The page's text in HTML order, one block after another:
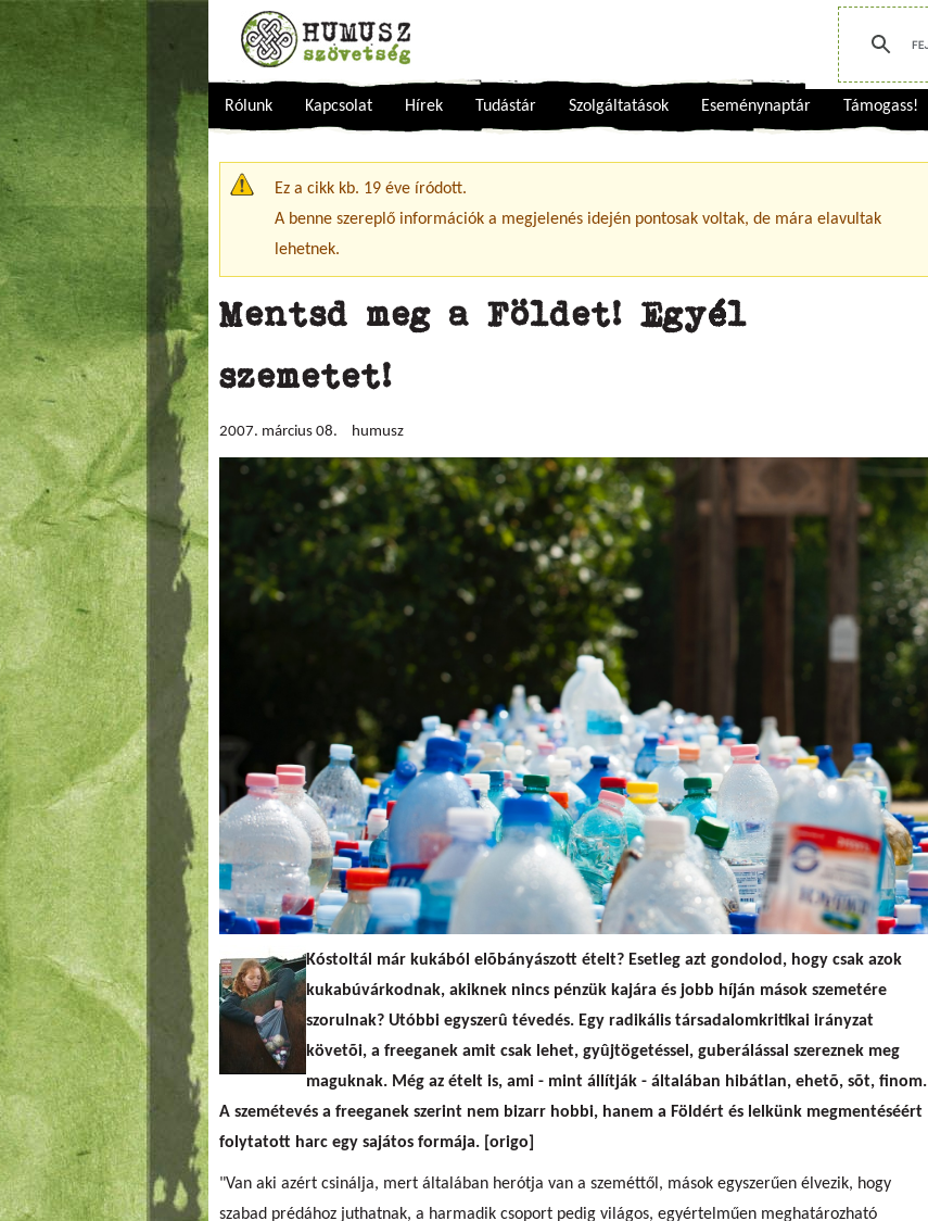
Rólunk Kapcsolat Hírek Tudástár Szolgáltatások Eseménynaptár Támogass!
Figyelmeztető üzenet
Ez a cikk kb. 19 éve íródott.
A benne szereplő információk a megjelenés idején pontosak voltak, de mára elavultak
lehetnek.
Mentsd meg a Földet! Egyél
szemetet!
2007. március 08. humusz
Kóstoltál már kukából elõbányászott ételt? Esetleg azt gondolod, hogy csak azok
kukabúvárkodnak, akiknek nincs pénzük kajára és jobb híján mások szemetére
szorulnak? Utóbbi egyszerû tévedés. Egy radikális társadalomkritikai irányzat
követõi, a freeganek amit csak lehet, gyûjtögetéssel, guberálással szereznek meg
maguknak. Még az ételt is, ami - mint állítják - általában hibátlan, ehetõ, sõt, finom.
A szemétevés a freeganek szerint nem bizarr hobbi, hanem a Földért és lelkünk megmentéséért
folytatott harc egy sajátos formája. [origo]
"Van aki azért csinálja, mert általában herótja van a szeméttől, mások egyszerűen élvezik, hogy
szabad prédához juthatnak, a harmadik csoport pedig világos, egyértelműen meghatározható